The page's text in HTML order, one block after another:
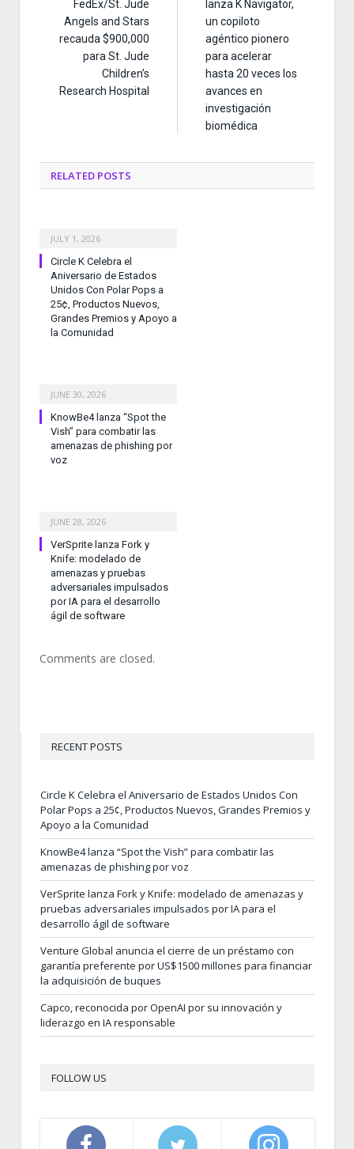
FedEx/St. Jude
Angels and Stars
recauda $900,000
para St. Jude
Children’s
Research Hospital
lanza K Navigator,
un copiloto
agéntico pionero
para acelerar
hasta 20 veces los
avances en
investigación
biomédica
RELATED POSTS
JULY 1, 2026
Circle K Celebra el
Aniversario de Estados
Unidos Con Polar Pops a
25¢, Productos Nuevos,
Grandes Premios y Apoyo a
la Comunidad
JUNE 30, 2026
KnowBe4 lanza “Spot the
Vish” para combatir las
amenazas de phishing por
voz
JUNE 28, 2026
VerSprite lanza Fork y
Knife: modelado de
amenazas y pruebas
adversariales impulsados
por IA para el desarrollo
ágil de software
Comments are closed.
RECENT POSTS
Circle K Celebra el Aniversario de Estados Unidos Con
Polar Pops a 25¢, Productos Nuevos, Grandes Premios y
Apoyo a la Comunidad
KnowBe4 lanza “Spot the Vish” para combatir las
amenazas de phishing por voz
VerSprite lanza Fork y Knife: modelado de amenazas y
pruebas adversariales impulsados por IA para el
desarrollo ágil de software
Venture Global anuncia el cierre de un préstamo con
garantía preferente por US$1500 millones para financiar
la adquisición de buques
Capco, reconocida por OpenAI por su innovación y
liderazgo en IA responsable
FOLLOW US